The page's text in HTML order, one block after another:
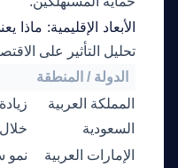
الأبعاد الإقليمية:
تحليل التأثير على
الدولة / المنطقة
المملكة العربية
السعودية
الإمارات العربية
نمو